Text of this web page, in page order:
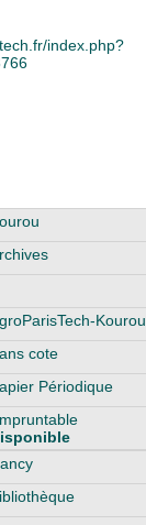
index.php?
Kourou
cote
Périodique